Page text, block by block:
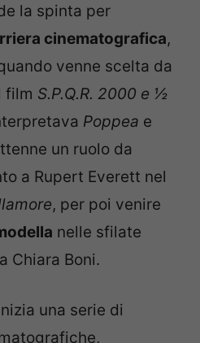
la spinta per
cinematografica,
venne scelta da
film S.P.Q.R. 2000 e ½
Poppea e
un ruolo da
a Rupert Everett nel
, per poi venire
nelle sfilate
Chiara Boni.
una serie di